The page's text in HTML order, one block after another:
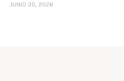
JUNIO 30, 2026